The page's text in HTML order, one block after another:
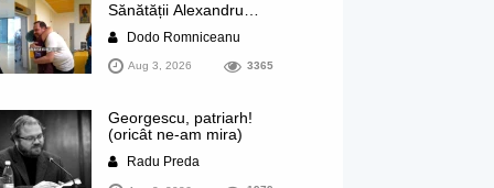
Sănătății Alexandru
funcția lui Dominic Fritz
de primar al orașului
Timișoara. Pesedistul
de Coreea de Nord cu
femei din Timișoara
care îl strâng în brațe
plângând
Dodo Romniceanu
Aug 3, 2026 3365
Georgescu, patriarh!
(oricât ne-am mira)
Radu Preda